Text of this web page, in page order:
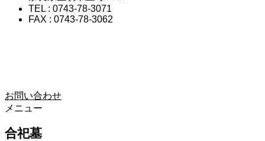
TEL : 0743-78-3071
FAX : 0743-78-3062
お問い合わせ
メニュー
合祀墓